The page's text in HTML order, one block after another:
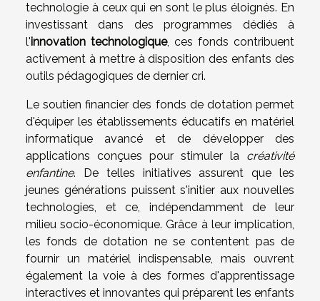
technologie à ceux qui en sont le plus éloignés. En
investissant dans des programmes dédiés à
l'innovation technologique, ces fonds contribuent
activement à mettre à disposition des enfants des
outils pédagogiques de dernier cri.
Le soutien financier des fonds de dotation permet
d'équiper les établissements éducatifs en matériel
informatique avancé et de développer des
applications conçues pour stimuler la créativité
enfantine. De telles initiatives assurent que les
jeunes générations puissent s'initier aux nouvelles
technologies, et ce, indépendamment de leur
milieu socio-économique. Grâce à leur implication,
les fonds de dotation ne se contentent pas de
fournir un matériel indispensable, mais ouvrent
également la voie à des formes d'apprentissage
interactives et innovantes qui préparent les enfants